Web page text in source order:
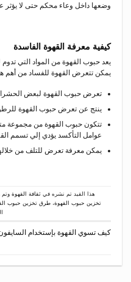
وضعها داخل وعاء محكم حتى لا يؤثر
كيفية معرفة القهوة الفاسدة
يعد حبوب القهوة من المواد التي
يمكن تتعرض القهوة للفساد من أهم
تعرض حبوب القهوة لبعض
ينتج عن تعرض حبوب القهوة
تتكون حبوب القهوة من مجموعة
عوامل التأكسد يؤدي إلي تسمم
يمكن معرفة تعرض للتلف من
هذا القيد تم نشره فيثقافة القهوة
تخزين حبوب القهوة، طرق تخزين حبوب
كيف تسوي القهوة بإستخدام